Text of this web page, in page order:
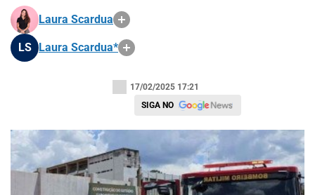
Laura Scardua
LS Laura Scardua*
17/02/2025 17:21
SIGA NO